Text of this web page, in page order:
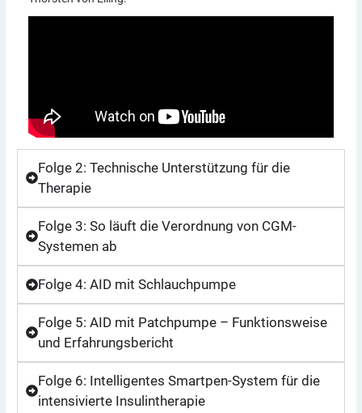
Folge 2: Technische Unterstützung für die
Therapie
Folge 3: So läuft die Verordnung von CGM-
Systemen ab
Folge 4: AID mit Schlauchpumpe
Folge 5: AID mit Patchpumpe – Funktions­weise
und Erfahrungsbericht
Folge 6: Intelligentes Smartpen-System für die
intensivierte Insulintherapie